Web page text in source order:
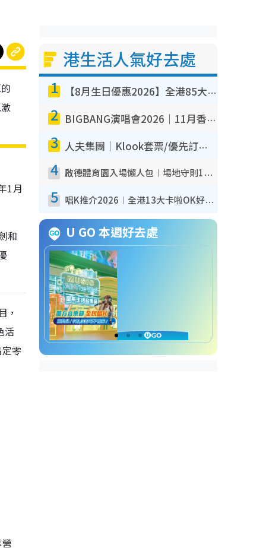
1月
和
，
活
零
港生活人氣好去處
1 【8月生日優惠2026】全港85大食買玩著數攻略 自助餐/火鍋放題同行免費＋誠品/DONKI送現金券
2 BIGBANG演唱會2026｜11月香港啟德開3場！實名制VIP申請、優先購票攻略
3 人夫集團｜Klook套票/優先訂票/公開發售搶飛攻略！附票價.購票連結.場地座位表
4 啟德體育園入場懶人包︱場地守則12違禁品不可進場准帶細水樽但全場禁樽蓋！應援牌有限制！
5 唱K推介2026︱全港13大卡啦OK好去處！最平$36起 日文K都有！(附地址+收費詳情)
U GO 本週好去處